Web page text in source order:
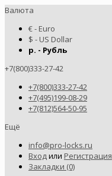
Валюта
€ - Euro
$ - US Dollar
р. - Рубль
+7(800)333-27-42
+7(800)333-27-42
+7(495)199-08-29
+7(812)564-50-95
Ещё
info@pro-locks.ru
Входили Регистрация
Закладки (0)